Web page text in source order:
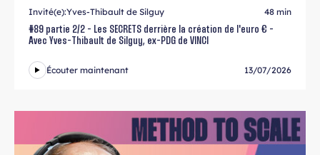
Invité(e):Yves-Thibault de Silguy
48 min
#89 partie 2/2 - Les SECRETS derrière la création de l'euro € -
Avec Yves-Thibault de Silguy, ex-PDG de VINCI
Écouter maintenant 13/07/2026